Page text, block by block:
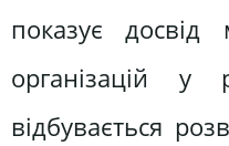
показує досвід
організацій у
відбувається